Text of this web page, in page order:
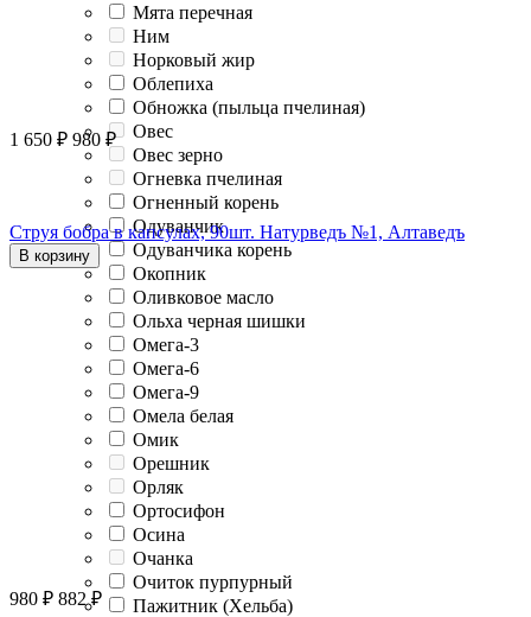
Мята перечная
Ним
Норковый жир
Облепиха
Обножка (пыльца пчелиная)
Овес
Овес зерно
Огневка пчелиная
Огненный корень
Одуванчик
Одуванчика корень
Окопник
Оливковое масло
Ольха черная шишки
Омега-3
Омега-6
Омега-9
Омела белая
Омик
Орешник
Орляк
Ортосифон
Осина
Очанка
Очиток пурпурный
Пажитник (Хельба)
1 650 ₽ 980 ₽
Струя бобра в капсулах, 90шт. Натурведъ №1, Алтаведъ
В корзину
980 ₽ 882 ₽